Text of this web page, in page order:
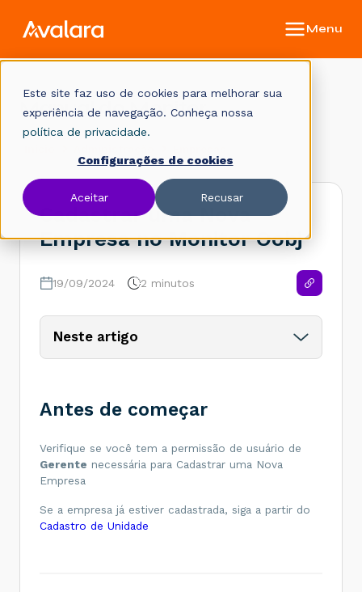
Este site faz uso de cookies para melhorar sua
experiência de navegação. Conheça nossa
política de privacidade.
Configurações de cookies
Aceitar Recusar
Manual do Monitor
Cadastrar uma Nova
Empresa no Monitor Oobj
19/09/2024 2 minutos
Neste artigo
Antes de começar
Verifique se você tem a permissão de usuário de
Gerente necessária para Cadastrar uma Nova
Empresa
Se a empresa já estiver cadastrada, siga a partir do
Cadastro de Unidade